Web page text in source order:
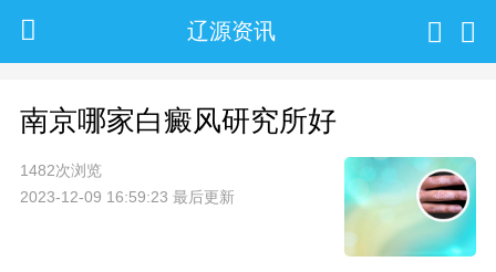
辽源资讯
南京哪家白癜风研究所好
1482次浏览
2023-12-09 16:59:23 最后更新